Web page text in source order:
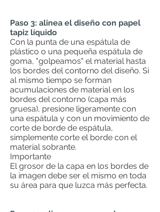
Paso 3: alinea el diseño con papel
tapiz líquido
Con la punta de una espátula de
plástico o una pequeña espátula de
goma, "golpeamos" el material hasta
los bordes del contorno del diseño. Si
al mismo tiempo se forman
acumulaciones de material en los
bordes del contorno (capa más
gruesa), presione ligeramente con
una espátula y con un movimiento de
corte de borde de espátula,
simplemente corte el borde con el
material sobrante.
Importante
El grosor de la capa en los bordes de
la imagen debe ser el mismo en toda
su área para que luzca más perfecta.